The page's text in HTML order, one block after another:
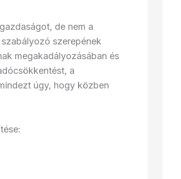
de nem a
szerepének
megakadályozásában és
a
úgy, hogy közben